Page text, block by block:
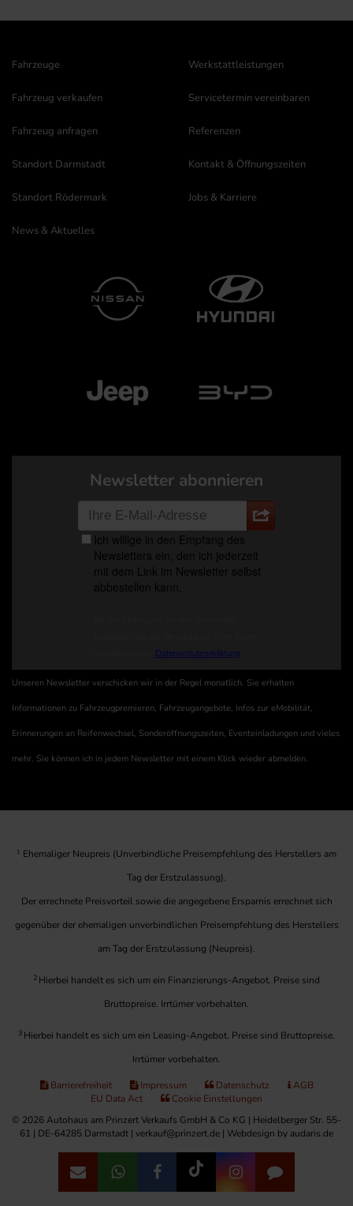
Fahrzeuge
Fahrzeug verkaufen
Fahrzeug anfragen
Werkstattleistungen
Servicetermin vereinbaren
Referenzen
Standort Darmstadt
Standort Rödermark
News & Aktuelles
Kontakt & Öffnungszeiten
Jobs & Karriere
Newsletter abonnieren
Unseren Newsletter verschicken wir in der Regel monatlich. Sie erhalten
Informationen zu Fahrzeugpremieren, Fahrzeugangebote, Infos zur eMobilität,
Erinnerungen an Reifenwechsel, Sonderöffnungszeiten, Eventeinladungen und vieles
mehr. Sie können ich in jedem Newsletter mit einem Klick wieder abmelden.
1 Ehemaliger Neupreis (Unverbindliche Preisempfehlung des Herstellers am
Tag der Erstzulassung).
Der errechnete Preisvorteil sowie die angegebene Ersparnis errechnet sich
gegenüber der ehemaligen unverbindlichen Preisempfehlung des Herstellers
am Tag der Erstzulassung (Neupreis).
2 Hierbei handelt es sich um ein Finanzierungs-Angebot. Preise sind
Bruttopreise. Irrtümer vorbehalten.
3 Hierbei handelt es sich um ein Leasing-Angebot. Preise sind Bruttopreise.
Irrtümer vorbehalten.
Barrierefreiheit Impressum Datenschutz
AGB
EU Data Act
Cookie Einstellungen
© 2026 Autohaus am Prinzert Verkaufs GmbH & Co KG | Heidelberger Str. 55-
61 | DE-64285 Darmstadt | verkauf@prinzert.de | Webdesign by audaris.de